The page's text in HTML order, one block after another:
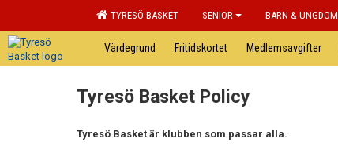
TYRESÖ BASKET SENIOR BARN & UNGDOM
Värdegrund Fritidskortet Medlemsavgifter
Tyresö Basket Policy
Tyresö Basket är klubben som passar alla.